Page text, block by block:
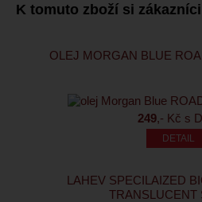
K tomuto zboží si
OLEJ MORGAN BLUE
249,- Kč s
LAHEV SPECILAIZED
TRANSLUCENT